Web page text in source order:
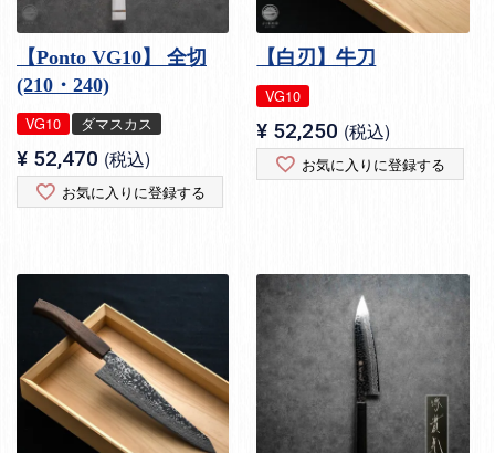
【Ponto VG10】 全切
(210・240)
VG10 ダマスカス
¥ 52,470 税込
お気に入りに登録する
【白刃】牛刀
VG10
¥ 52,250 税込
お気に入りに登録する